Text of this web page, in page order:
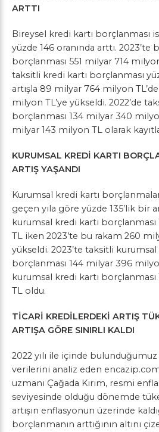
ARTTI
Bireysel kredi kartı borçlanması
yüzde 146 oranında arttı. 2023’te
borçlanması 551 milyar 714
taksitli kredi kartı borçlanması
artışla 89 milyar 764 milyon
milyon TL’ye yükseldi. 2022’de
borçlanması 134 milyar 340
milyar 143 milyon TL olarak
KURUMSAL KREDİ KARTI
ARTIŞ YAŞANDI
Kurumsal kredi kartı
geçen yıla göre yüzde 135’lik bir
kurumsal kredi kartı
TL iken 2023’te bu rakam 260
yükseldi. 2023’te taksitli kurumsal
borçlanması 144 milyar 396
kurumsal kredi kartı
TL oldu.
TİCARİ KREDİLERDEKİ ARTIŞ
ARTIŞA GÖRE SINIRLI KALDI
2022 yılı ile içinde bulunduğumuz
verilerini analiz eden
uzmanı Çağada Kırım, resmi
seviyesinde olduğu dönemde
artışın enflasyonun üzerinde
borçlanmanın arttığının altını